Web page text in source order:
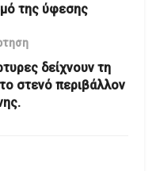
της ύφεσης
δείχνουν τη
στενό περιβάλλον